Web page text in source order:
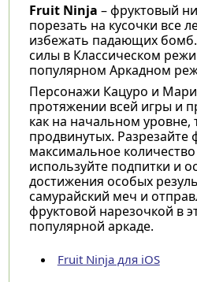
Fruit Ninja – фруктовый
порезать на кусочки все
избежать падающих
силы в Классическом
популярном Аркадном
Персонажи Кацуро и
протяжении всей игры и
как на начальном уровне,
продвинутых. Разрезайте
максимальное
используйте подпитки и
достижения особых
самурайский меч и
фруктовой нарезочкой в
популярной аркаде.
Fruit Ninja для iOS